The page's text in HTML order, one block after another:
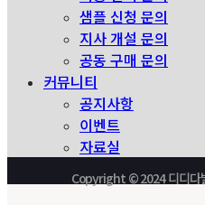
샘플 신청 문의
지사 개설 문의
공동 구매 문의
커뮤니티
공지사항
이벤트
자료실
Copyright © 2024 디디다